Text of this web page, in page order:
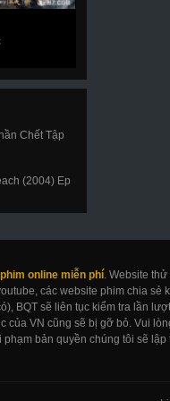
Chết Tập
(2004) Ep
online miễn phí. Website
các website phim chia sẻ
BQT sẽ liên tục kiểm tra lần
của VN cũng sẽ bị gỡ bỏ. Vui
phạm bản quyền chúng tôi sẽ